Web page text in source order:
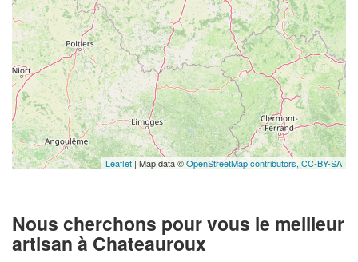
Leaflet | Map data ©OpenStreetMap contributors, CC-BY-SA
Nous cherchons pour vous le meilleur
artisan à Chateauroux